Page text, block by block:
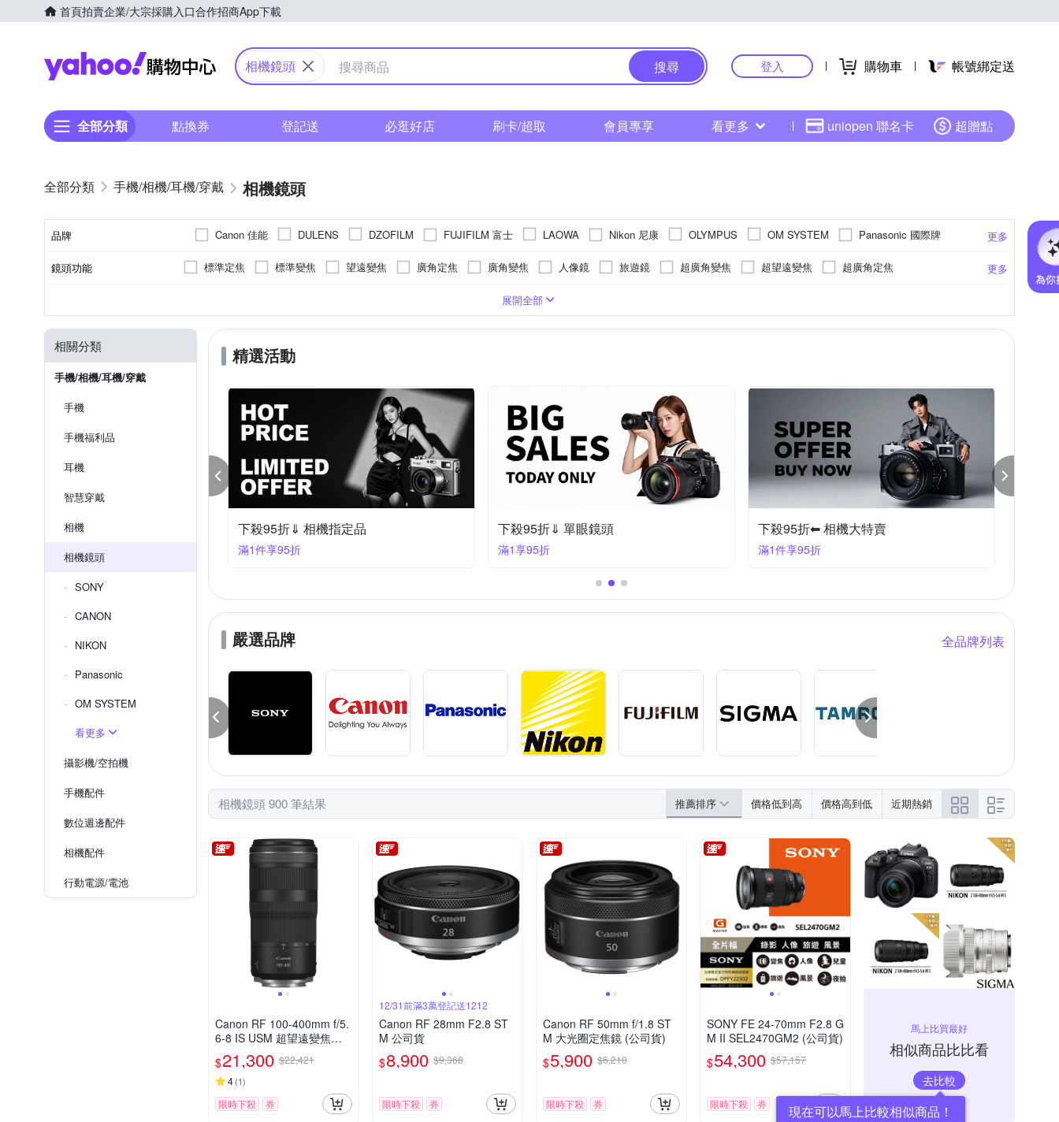
首頁拍賣企業/大宗採購入口合作招商App下載
Yahoo購物中心
相機鏡頭 搜尋 登入 購物車 帳號綁定送
全部分類 點換券 登記送 必逛好店 刷卡/超取 會員專享 看更多 uniopen 聯名卡 超贈點
手機/相機/耳機/穿戴 相機鏡頭
品牌 更多
Canon 佳能 DULENS DZOFILM FUJIFILM 富士 LAOWA Nikon 尼康 OLYMPUS OM SYSTEM
Panasonic 國際牌
PENTAX
Sigma SONY 索尼 SAMYANG Sirui Tamron Tokina ZEISS 蔡司 其他品牌
鏡頭功能 更多
標準定焦 標準變焦 望遠變焦 廣角定焦 廣角變焦 人像鏡 旅遊鏡 超廣角變焦 超望遠變焦
超廣角定焦
廣角望遠
轉接鏡
FUJIFILM 富士
13
展開全部
相關分類
手機/相機/耳機/穿戴
手機
手機福利品
耳機
智慧穿戴
相機
相機鏡頭
SONY
CANON
NIKON
Panasonic
OM SYSTEM
看更多
攝影機/空拍機
手機配件
數位週邊配件
相機配件
行動電源/電池
精選活動
鏡頭下殺94折(平輸) 下殺95折⇓ 相機指定品
滿1件享95折
下殺95折⇓ 單眼鏡頭
滿1享95折
下殺95折⬅︎ 相機大特賣
滿1件享95折
嚴選品牌 全品牌列表
相機鏡頭 900 筆結果 推薦排序 價格低到高 價格高到低 近期熱銷
Canon RF 100-400mm f/5.
6-8 IS USM 超望遠變焦鏡
頭 (公司貨)
$21,300 $22,421
4(1)
限時下殺 券
12/31前滿3萬登記送1212
Canon RF 28mm F2.8 ST
M 公司貨
$8,900 $9,368
限時下殺 券
Canon RF 50mm f/1.8 ST
M 大光圈定焦鏡 (公司貨)
$5,900 $6,210
限時下殺 券
SONY FE 24-70mm F2.8 G
M II SEL2470GM2 (公司貨)
$54,300 $57,157
限時下殺 券
馬上比買最好
相似商品比比看
去比較
現在可以馬上比較相似商品！